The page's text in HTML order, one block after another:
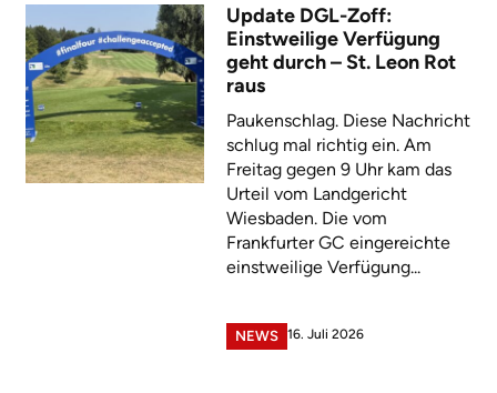
Update DGL-Zoff:
Einstweilige Verfügung
geht durch – St. Leon Rot
raus
Paukenschlag. Diese Nachricht
schlug mal richtig ein. Am
Freitag gegen 9 Uhr kam das
Urteil vom Landgericht
Wiesbaden. Die vom
Frankfurter GC eingereichte
einstweilige Verfügung...
NEWS 16. Juli 2026